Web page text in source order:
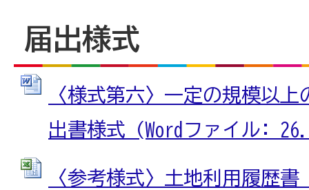
届出様式
〈様式第六〉一定の規模以
出書様式 (Wordファイル:
〈参考様式〉土地利用履歴